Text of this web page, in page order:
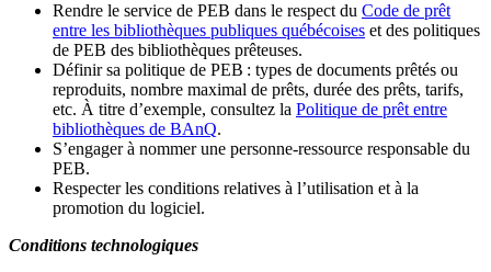
Rendre le service de PEB dans le respect du Code de prêt
entre les bibliothèques publiques québécoises et des politiques
de PEB des bibliothèques prêteuses.
Définir sa politique de PEB : types de documents prêtés ou
reproduits, nombre maximal de prêts, durée des prêts, tarifs,
etc. À titre d’exemple, consultez la Politique de prêt entre
bibliothèques de BAnQ.
S’engager à nommer une personne-ressource responsable du
PEB.
Respecter les conditions relatives à l’utilisation et à la
promotion du logiciel.
Conditions technologiques